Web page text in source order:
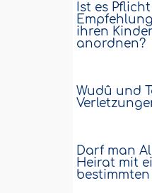
Ist es
ihren
anordnen?
Wudû und
Darf man
Heirat mit